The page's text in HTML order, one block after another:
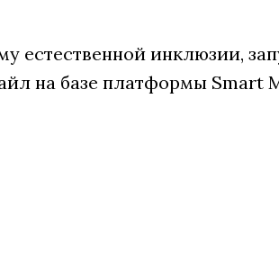
естественной инклюзии,
на базе платформы Smart